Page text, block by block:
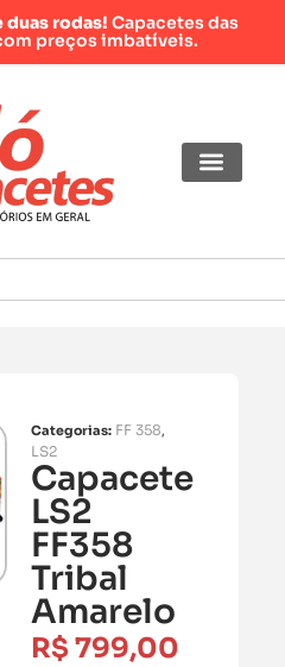
rodas! Capacetes das
preços imbatíveis.
Categorias: FF 358,
LS2
Capacete
LS2
FF358
Tribal
Amarelo
R$799,00